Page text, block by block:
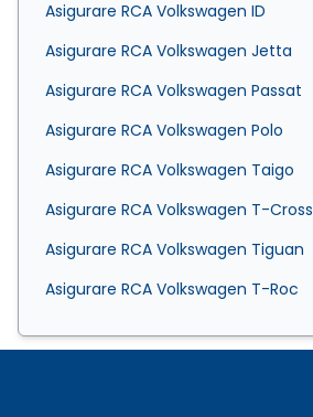
Asigurare RCA Volkswagen ID
Asigurare RCA Volkswagen Jetta
Asigurare RCA Volkswagen Passat
Asigurare RCA Volkswagen Polo
Asigurare RCA Volkswagen Taigo
Asigurare RCA Volkswagen T-Cross
Asigurare RCA Volkswagen Tiguan
Asigurare RCA Volkswagen T-Roc